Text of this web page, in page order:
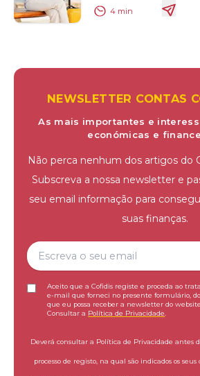
4 min
NEWSLETTER CONTAS
As mais importantes e
económicas e
Não perca nenhum dos artigos do
Subscreva a nossa newsletter e
seu email informação para
suas finanças.
Aceito que a Cofidis registe e proceda ao
e-mail que forneci no presente formulário,
que eu possa receber a newsletter do website
Consultar a Política de Privacidade
Deverá consultar a Política de Privacidade antes
processo de registo, na qual são indicados os seus